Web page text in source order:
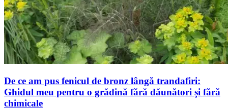
De ce am pus fenicul de bronz lângă trandafiri:
Ghidul meu pentru o grădină fără dăunători și fără
chimicale